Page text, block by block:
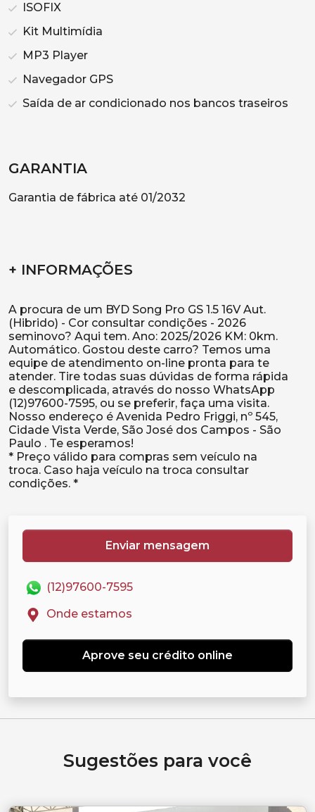
ISOFIX
Kit Multimídia
MP3 Player
Navegador GPS
Saída de ar condicionado nos bancos traseiros
GARANTIA
Garantia de fábrica até 01/2032
+ INFORMAÇÕES
A procura de um BYD Song Pro GS 1.5 16V Aut.
(Hibrido) - Cor consultar condições - 2026
seminovo? Aqui tem. Ano: 2025/2026 KM: 0km.
Automático. Gostou deste carro? Temos uma
equipe de atendimento on-line pronta para te
atender. Tire todas suas dúvidas de forma rápida
e descomplicada, através do nosso WhatsApp
(12)97600-7595, ou se preferir, faça uma visita.
Nosso endereço é Avenida Pedro Friggi, nº 545,
Cidade Vista Verde, São José dos Campos - São
Paulo . Te esperamos!
* Preço válido para compras sem veículo na
troca. Caso haja veículo na troca consultar
Enviar mensagem
(12)97600-7595
Onde estamos
Aprove seu crédito online
Sugestões para você